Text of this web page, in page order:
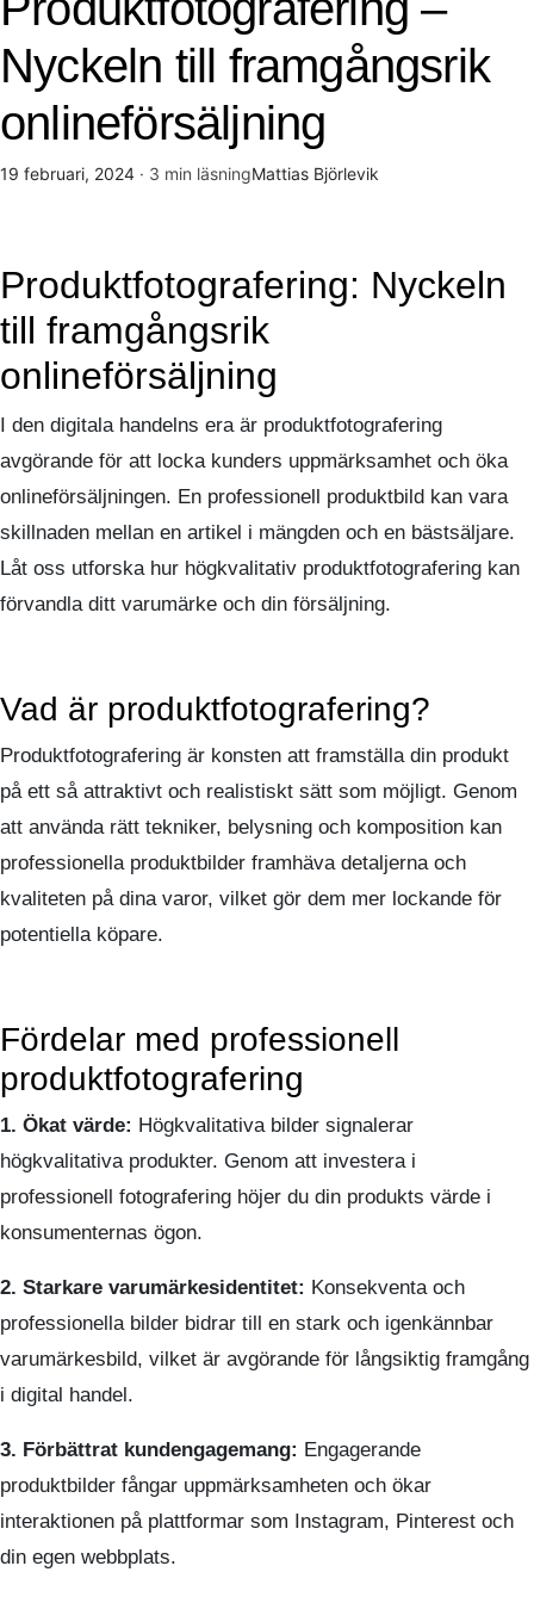
Nyckeln till framgångsrik
onlineförsäljning
19 februari, 2024 · 3 min läsningMattias Björlevik
Produktfotografering: Nyckeln
till framgångsrik
onlineförsäljning
I den digitala handelns era är produktfotografering
avgörande för att locka kunders uppmärksamhet och öka
onlineförsäljningen. En professionell produktbild kan vara
skillnaden mellan en artikel i mängden och en bästsäljare.
Låt oss utforska hur högkvalitativ produktfotografering kan
förvandla ditt varumärke och din försäljning.
Vad är produktfotografering?
Produktfotografering är konsten att framställa din produkt
på ett så attraktivt och realistiskt sätt som möjligt. Genom
att använda rätt tekniker, belysning och komposition kan
professionella produktbilder framhäva detaljerna och
kvaliteten på dina varor, vilket gör dem mer lockande för
potentiella köpare.
Fördelar med professionell
produktfotografering
1. Ökat värde: Högkvalitativa bilder signalerar
högkvalitativa produkter. Genom att investera i
professionell fotografering höjer du din produkts värde i
konsumenternas ögon.
2. Starkare varumärkesidentitet: Konsekventa och
professionella bilder bidrar till en stark och igenkännbar
varumärkesbild, vilket är avgörande för långsiktig framgång
i digital handel.
3. Förbättrat kundengagemang: Engagerande
produktbilder fångar uppmärksamheten och ökar
interaktionen på plattformar som Instagram, Pinterest och
din egen webbplats.